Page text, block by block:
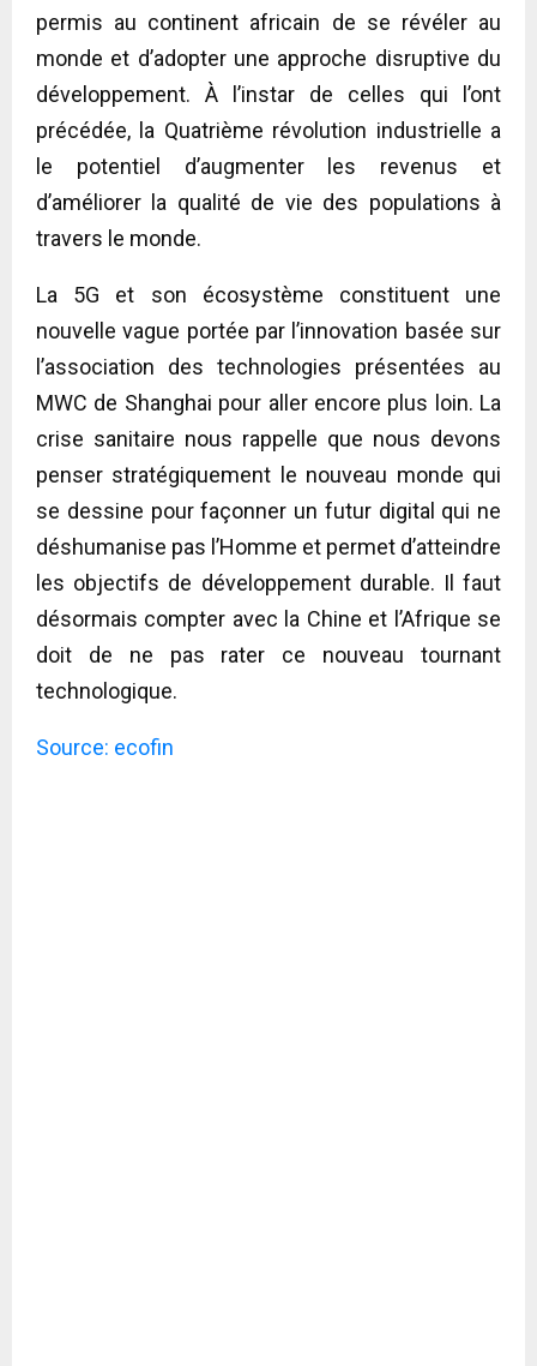
permis au continent africain de se révéler au
monde et d’adopter une approche disruptive du
développement. À l’instar de celles qui l’ont
précédée, la Quatrième révolution industrielle a
le potentiel d’augmenter les revenus et
d’améliorer la qualité de vie des populations à
travers le monde.
La 5G et son écosystème constituent une
nouvelle vague portée par l’innovation basée sur
l’association des technologies présentées au
MWC de Shanghai pour aller encore plus loin. La
crise sanitaire nous rappelle que nous devons
penser stratégiquement le nouveau monde qui
se dessine pour façonner un futur digital qui ne
déshumanise pas l’Homme et permet d’atteindre
les objectifs de développement durable. Il faut
désormais compter avec la Chine et l’Afrique se
doit de ne pas rater ce nouveau tournant
technologique.
Source: ecofin